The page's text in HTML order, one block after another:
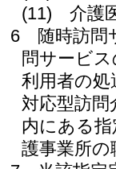
(11)
介護
6
随時訪問
問サービ
利用者の処
対応型訪
内にある
護事業所